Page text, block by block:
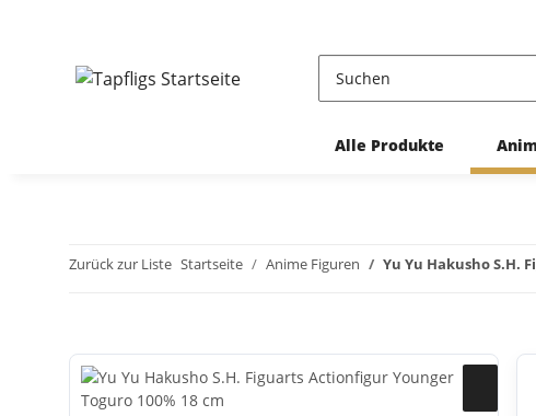
Alle Produkte
Zurück zur Liste Startseite Anime Figuren Yu Yu Hakusho S.H.